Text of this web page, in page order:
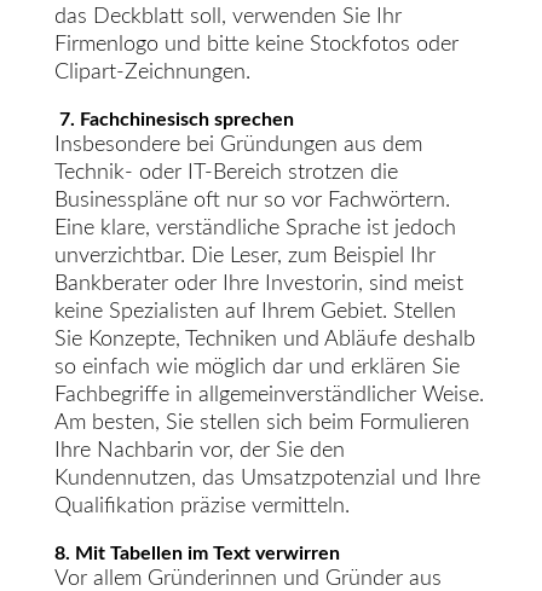
das Deckblatt soll, verwenden Sie Ihr
Firmenlogo und bitte keine Stockfotos oder
Clipart-Zeichnungen.
7. Fachchinesisch sprechen
Insbesondere bei Gründungen aus dem
Technik- oder IT-Bereich strotzen die
Businesspläne oft nur so vor Fachwörtern.
Eine klare, verständliche Sprache ist jedoch
unverzichtbar. Die Leser, zum Beispiel Ihr
Bankberater oder Ihre Investorin, sind meist
keine Spezialisten auf Ihrem Gebiet. Stellen
Sie Konzepte, Techniken und Abläufe deshalb
so einfach wie möglich dar und erklären Sie
Fachbegriffe in allgemeinverständlicher Weise.
Am besten, Sie stellen sich beim Formulieren
Ihre Nachbarin vor, der Sie den
Kundennutzen, das Umsatzpotenzial und Ihre
Qualifikation präzise vermitteln.
8. Mit Tabellen im Text verwirren
Vor allem Gründerinnen und Gründer aus